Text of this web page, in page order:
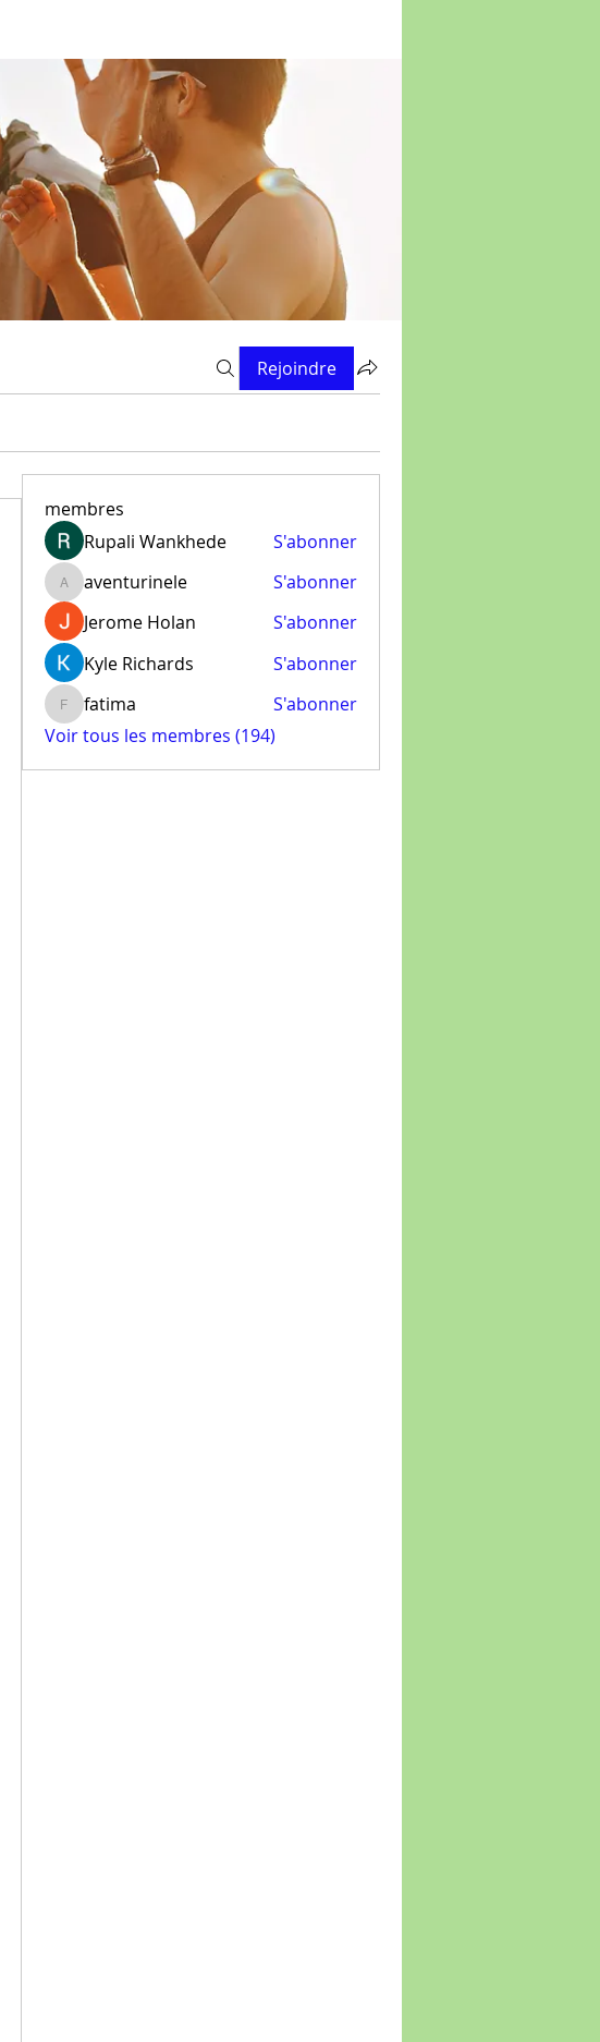
Rejoindre
membres
Rupali Wankhede
S'abonner
aventurinele
aventurinele
S'abonner
Jerome Holan
S'abonner
Kyle Richards
S'abonner
fatima
fatima
S'abonner
Voir tous les membres (194)